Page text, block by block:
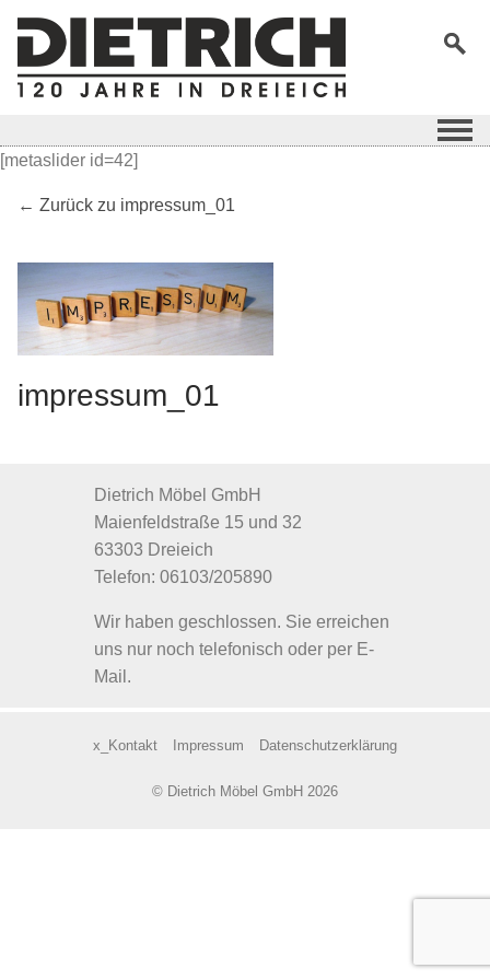
[metaslider id=42]
← Zurück zu impressum_01
impressum_01
Dietrich Möbel GmbH
Maienfeldstraße 15 und 32
63303 Dreieich
Telefon: 06103/205890
Wir haben geschlossen. Sie erreichen
uns nur noch telefonisch oder per E-
Mail.
x_Kontakt Impressum Datenschutzerklärung
© Dietrich Möbel GmbH 2026